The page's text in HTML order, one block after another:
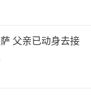
父亲已动身去接